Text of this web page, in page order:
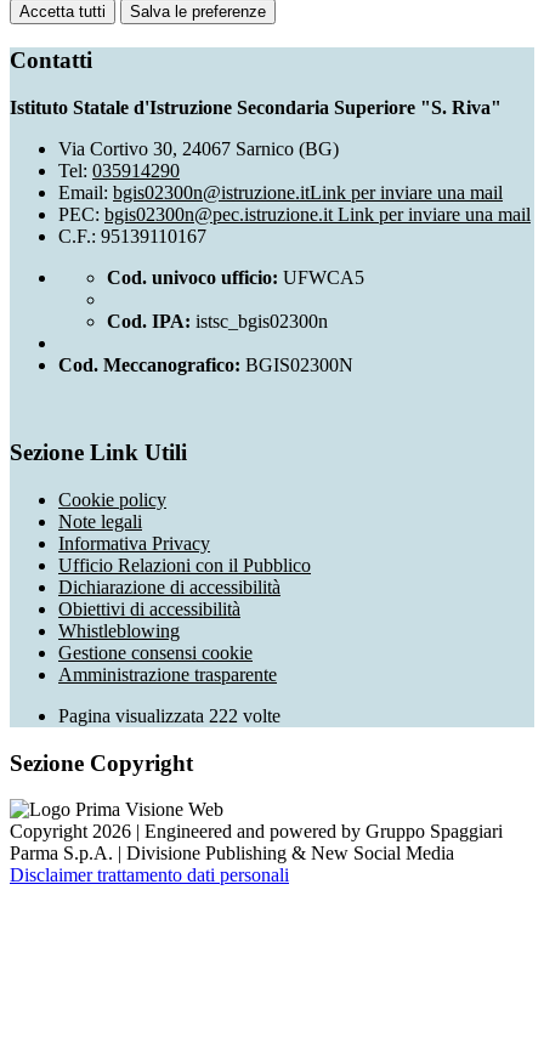
Accetta tutti Salva le preferenze
Contatti
Istituto Statale d'Istruzione Secondaria Superiore "S. Riva"
Via Cortivo 30, 24067 Sarnico (BG)
Tel: 035914290
Email: bgis02300n@istruzione.itLink per inviare una mail
PEC: bgis02300n@pec.istruzione.it Link per inviare una mail
C.F.: 95139110167
Cod. univoco ufficio: UFWCA5
Cod. IPA: istsc_bgis02300n
Cod. Meccanografico: BGIS02300N
Sezione Link Utili
Cookie policy
Note legali
Informativa Privacy
Ufficio Relazioni con il Pubblico
Dichiarazione di accessibilità
Obiettivi di accessibilità
Whistleblowing
Gestione consensi cookie
Amministrazione trasparente
Pagina visualizzata 222 volte
Sezione Copyright
Copyright 2026 | Engineered and powered by Gruppo Spaggiari
Parma S.p.A. | Divisione Publishing & New Social Media
Disclaimer trattamento dati personali